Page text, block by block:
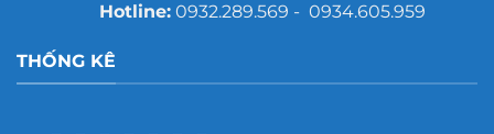
Hotline:0932.289.569 - 0934.605.959
THỐNG KÊ